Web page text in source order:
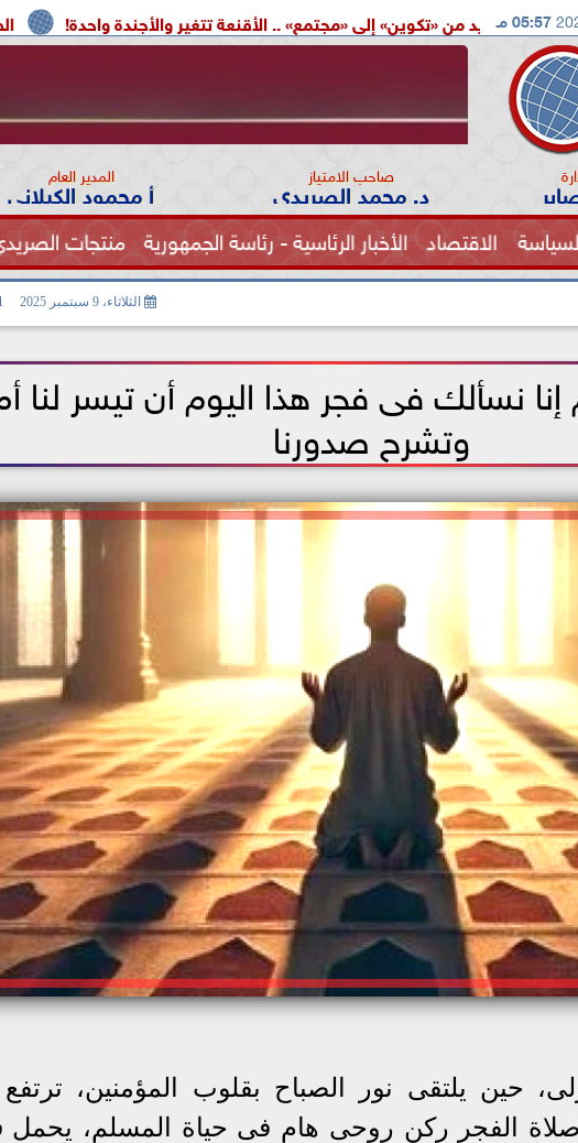
05:57 مـ الطقس اليوم.. شديد إلى «مجتمع» .. الأقنعة تتغير والأجندة واحدة!
صاحب الامتياز
د. محمد الصريدي المدير العام
أ محمود الكيلاني
الاقتصاد الأخبار الرئاسية - رئاسة الجمهورية منتجات
الصحة الثلاثاء، 9 سبتمبر 2025
إنا نسألك فى فجر هذا اليوم أن تيسر لنا
وتشرح صدورنا
حين يلتقى نور الصباح بقلوب المؤمنين،
صلاة الفجر ركن روحى هام فى حياة المسلم، يحمل